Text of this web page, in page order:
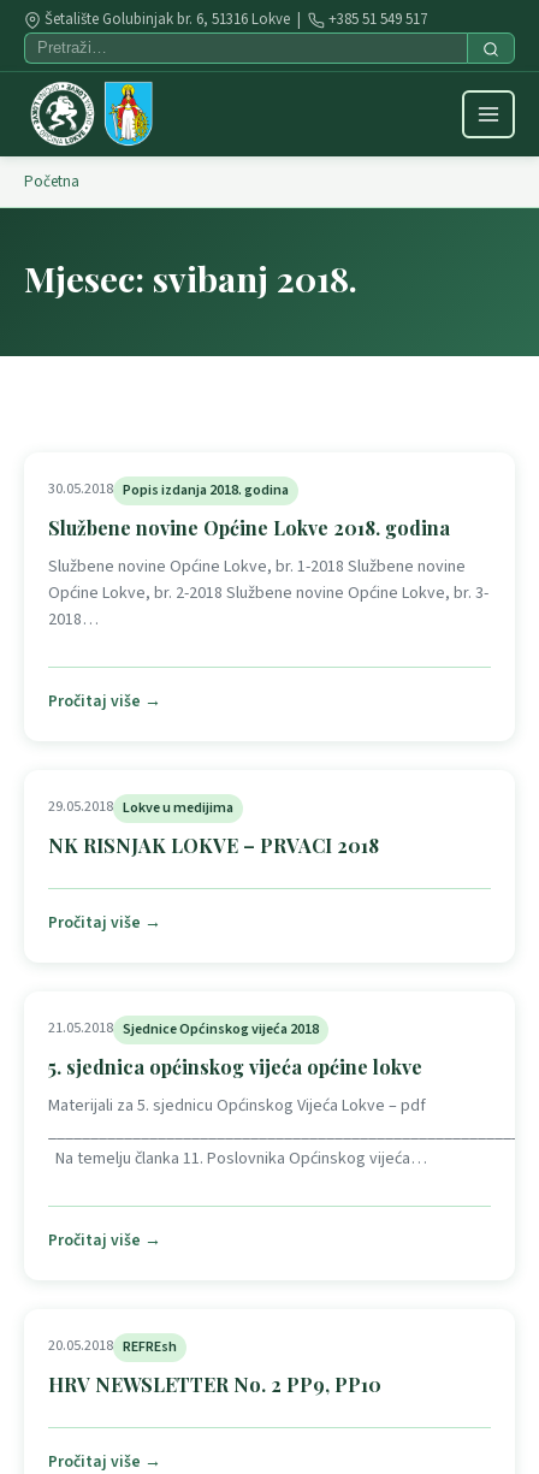
Šetalište Golubinjak br. 6, 51316 Lokve | +385 51 549 517
Početna
Mjesec: svibanj 2018.
30.05.2018 Popis izdanja 2018. godina
Službene novine Općine Lokve 2018. godina
Službene novine Općine Lokve, br. 1-2018 Službene novine
Općine Lokve, br. 2-2018 Službene novine Općine Lokve, br. 3-
2018…
Pročitaj više →
29.05.2018 Lokve u medijima
NK RISNJAK LOKVE – PRVACI 2018
Pročitaj više →
21.05.2018 Sjednice Općinskog vijeća 2018
5. sjednica općinskog vijeća općine lokve
Materijali za 5. sjednicu Općinskog Vijeća Lokve – pdf
Na temelju članka 11. Poslovnika Općinskog vijeća…
Pročitaj više →
20.05.2018 REFREsh
HRV NEWSLETTER No. 2 PP9, PP10
Pročitaj više →